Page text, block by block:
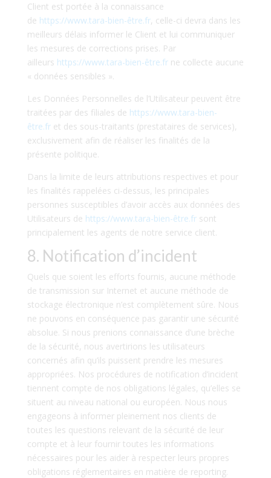
Client est portée à la connaissance
de https://www.tara-bien-être.fr, celle-ci devra dans les
meilleurs délais informer le Client et lui communiquer
les mesures de corrections prises. Par
ailleurs https://www.tara-bien-être.frne collecte aucune
« données sensibles ».
Les Données Personnelles de l’Utilisateur peuvent être
traitées par des filiales de https://www.tara-bien-
être.fret des sous-traitants (prestataires de services),
exclusivement afin de réaliser les finalités de la
présente politique.
Dans la limite de leurs attributions respectives et pour
les finalités rappelées ci-dessus, les principales
personnes susceptibles d’avoir accès aux données des
Utilisateurs de https://www.tara-bien-être.frsont
principalement les agents de notre service client.
8. Notification d’incident
Quels que soient les efforts fournis, aucune méthode
de transmission sur Internet et aucune méthode de
stockage électronique n’est complètement sûre. Nous
ne pouvons en conséquence pas garantir une sécurité
absolue. Si nous prenions connaissance d’une brèche
de la sécurité, nous avertirions les utilisateurs
concernés afin qu’ils puissent prendre les mesures
appropriées. Nos procédures de notification d’incident
tiennent compte de nos obligations légales, qu’elles se
situent au niveau national ou européen. Nous nous
engageons à informer pleinement nos clients de
toutes les questions relevant de la sécurité de leur
compte et à leur fournir toutes les informations
nécessaires pour les aider à respecter leurs propres
obligations réglementaires en matière de reporting.